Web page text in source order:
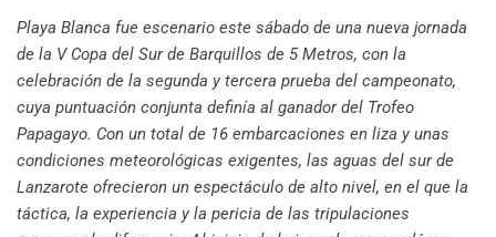
Playa Blanca fue escenario este sábado de una nueva jornada
de la V Copa del Sur de Barquillos de 5 Metros, con la
celebración de la segunda y tercera prueba del campeonato,
cuya puntuación conjunta definía al ganador del Trofeo
Papagayo. Con un total de 16 embarcaciones en liza y unas
condiciones meteorológicas exigentes, las aguas del sur de
Lanzarote ofrecieron un espectáculo de alto nivel, en el que la
táctica, la experiencia y la pericia de las tripulaciones